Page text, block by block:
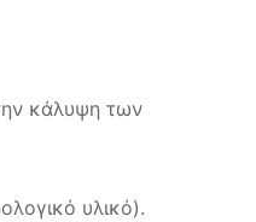
κάλυψη των
υλικό).